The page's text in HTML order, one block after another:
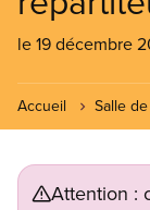
le 19 décembre
Accueil Salle
Attention :